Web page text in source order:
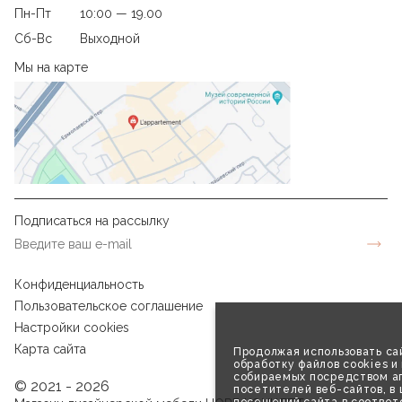
Продолжая использовать
обработку файлов cookies и
собираемых посредством
посетителей веб-сайтов, в
Пн-Пт
10:00 — 19.00
Сб-Вс
Выходной
Мы на карте
Подписаться на рассылку
Конфиденциальность
Пользовательское соглашение
Настройки cookies
Карта сайта
© 2021 - 2026